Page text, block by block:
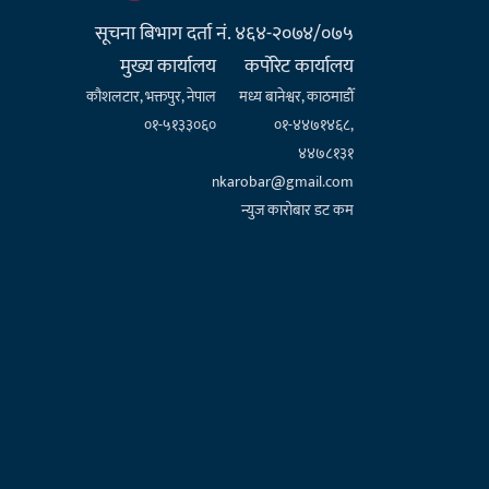
सूचना बिभाग दर्ता नं. ४६४-२०७४/०७५
मुख्य कार्यालय
कौशलटार, भक्तपुर, नेपाल
०१-५१३३०६०
कर्पाेरेट कार्यालय
मध्य बानेश्वर, काठमाडौँ
०१-४४७१४६८,
४४७८१३१
nkarobar@gmail.com
न्युज कारोबार डट कम